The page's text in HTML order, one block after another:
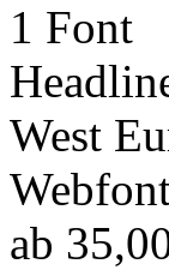
1 Font
West
ab